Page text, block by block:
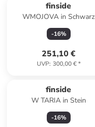
finside
WMOJOVA in Schwarz
-16%
251,10 €
UVP: 300,00 €*
finside
W TARIA in Stein
-16%